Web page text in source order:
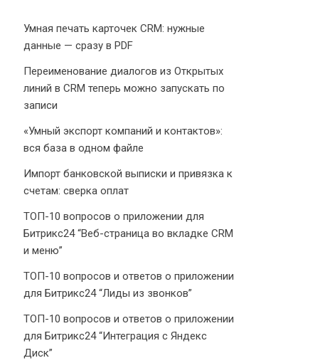
Умная печать карточек CRM: нужные
данные — сразу в PDF
Переименование диалогов из Открытых
линий в CRM теперь можно запускать по
записи
«Умный экспорт компаний и контактов»:
вся база в одном файле
Импорт банковской выписки и привязка к
счетам: сверка оплат
ТОП-10 вопросов о приложении для
Битрикс24 “Веб-страница во вкладке CRM
и меню”
ТОП-10 вопросов и ответов о приложении
для Битрикс24 “Лиды из звонков”
ТОП-10 вопросов и ответов о приложении
для Битрикс24 “Интеграция с Яндекс
Диск”